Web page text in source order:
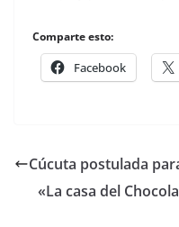
Comparte esto:
Facebook
Cúcuta postulada
«La casa del